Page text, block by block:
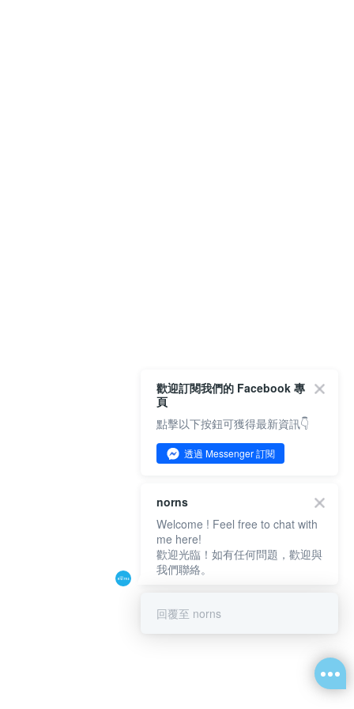
歡迎訂閱我們的 Facebook 專
頁
點擊以下按鈕可獲得最新資訊👇
透過 Messenger 訂閱
norns
Welcome ! Feel free to chat with
me here!
歡迎光臨！如有任何問題，歡迎與
我們聯絡。
回覆至 norns